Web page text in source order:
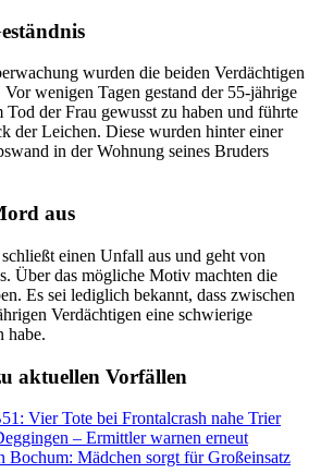
wurden die beiden Verdächtigen
wenigen Tagen gestand der 55-jährige
der Frau gewusst zu haben und führte
der Leichen. Diese wurden hinter einer
in der Wohnung seines Bruders
aus
einen Unfall aus und geht von
Über das mögliche Motiv machten die
Es sei lediglich bekannt, dass zwischen
Verdächtigen eine schwierige
habe.
aktuellen Vorfällen
Vier Tote bei Frontalcrash nahe Trier
– Ermittler warnen erneut
Bochum: Mädchen sorgt für Großeinsatz